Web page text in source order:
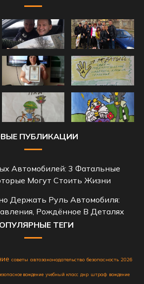
ПУБЛИКАЦИИ
Автомобилей: 3 Фатальные
Могут Стоить Жизни
Держать Руль Автомобиля:
Рождённое В Деталях
ТЕГИ
советы автозаконодательство безопасность 2026
вождение учебный класс днр штраф вождение